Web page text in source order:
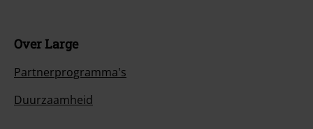
Over Large
Partnerprogramma's
Duurzaamheid